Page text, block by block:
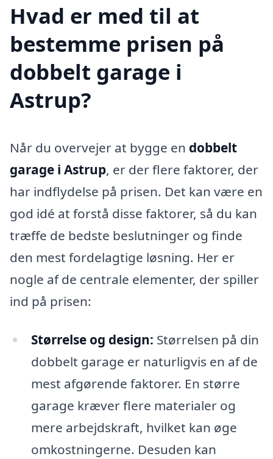
Hvad er med til at
bestemme prisen på
dobbelt garage i
Astrup?
Når du overvejer at bygge en dobbelt
garage i Astrup, er der flere faktorer, der
har indflydelse på prisen. Det kan være en
god idé at forstå disse faktorer, så du kan
træffe de bedste beslutninger og finde
den mest fordelagtige løsning. Her er
nogle af de centrale elementer, der spiller
ind på prisen:
Størrelse og design: Størrelsen på din
dobbelt garage er naturligvis en af de
mest afgørende faktorer. En større
garage kræver flere materialer og
mere arbejdskraft, hvilket kan øge
omkostningerne. Desuden kan